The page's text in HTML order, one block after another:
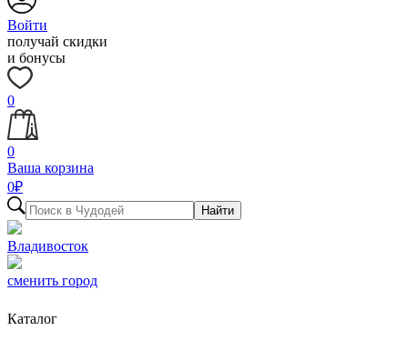
Войти
получай скидки
и бонусы
0
0
Ваша корзина
0₽
Найти
Владивосток
сменить город
Каталог